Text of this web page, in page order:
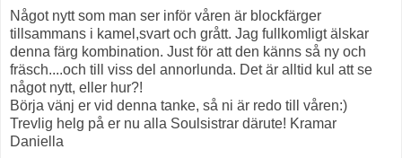
Något nytt som man ser inför våren är blockfärger
tillsammans i kamel,svart och grått. Jag fullkomligt älskar
denna färg kombination. Just för att den känns så ny och
fräsch....och till viss del annorlunda. Det är alltid kul att se
något nytt, eller hur?!
Börja vänj er vid denna tanke, så ni är redo till våren:)
Trevlig helg på er nu alla Soulsistrar därute! Kramar
Daniella